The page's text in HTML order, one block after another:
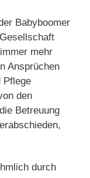
Babyboomer
mehr
Ansprüchen
Pflege
den
Betreuung
durch